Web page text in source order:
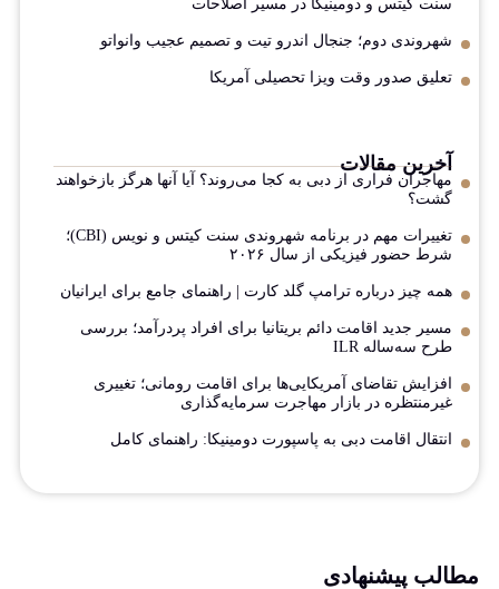
سنت کیتس و دومینیکا در مسیر اصلاحات
شهروندی دوم؛ جنجال اندرو تیت و تصمیم عجیب وانواتو
تعلیق صدور وقت ویزا تحصیلی آمریکا
آخرین مقالات
مهاجران فراری از دبی به کجا می‌روند؟ آیا آنها هرگز بازخواهند
گشت؟
تغییرات مهم در برنامه شهروندی سنت کیتس و نویس (CBI)؛
شرط حضور فیزیکی از سال ۲۰۲۶
همه چیز درباره ترامپ گلد کارت | راهنمای جامع برای ایرانیان
مسیر جدید اقامت دائم بریتانیا برای افراد پردرآمد؛ بررسی
طرح سه‌ساله ILR
افزایش تقاضای آمریکایی‌ها برای اقامت رومانی؛ تغییری
غیرمنتظره در بازار مهاجرت سرمایه‌گذاری
انتقال اقامت دبی به پاسپورت دومینیکا: راهنمای کامل
مطالب پیشنهادی